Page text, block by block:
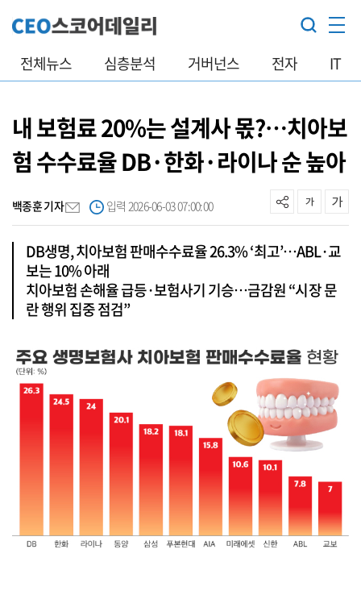
전체뉴스 심층분석 거버넌스 전자 IT
내 보험료 20%는 설계사 몫?…치아보
험 수수료율 DB·한화·라이나 순 높아
백종훈 기자 입력 2026-06-03 07:00:00
DB생명, 치아보험 판매수수료율 26.3% ‘최고’…ABL·교
보는 10% 아래
치아보험 손해율 급등·보험사기 기승…금감원 “시장 문
란 행위 집중 점검”